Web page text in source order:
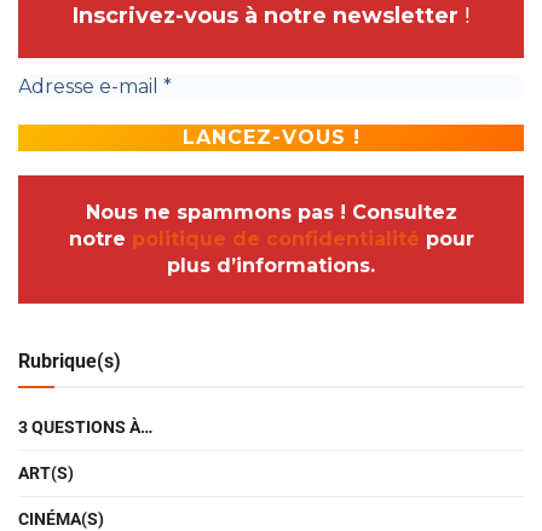
Inscrivez-vous à notre newsletter !
Nous ne spammons pas ! Consultez
notre politique de confidentialité pour
plus d’informations.
Rubrique(s)
3 QUESTIONS À…
ART(S)
CINÉMA(S)